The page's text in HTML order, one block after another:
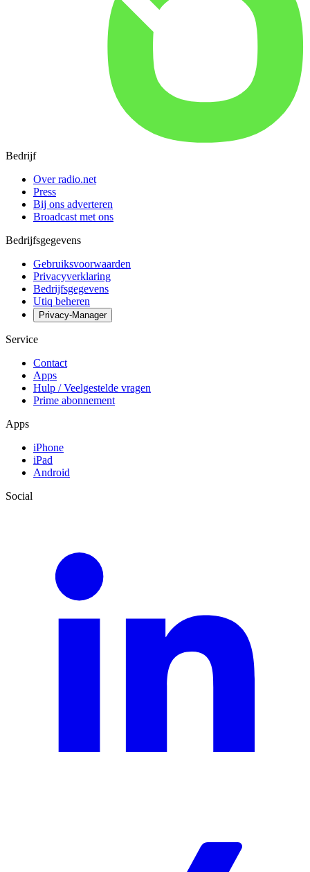
Bedrijf
Over radio.net
Press
Bij ons adverteren
Broadcast met ons
Bedrijfsgegevens
Gebruiksvoorwaarden
Privacyverklaring
Bedrijfsgegevens
Utiq beheren
Privacy-Manager
Service
Contact
Apps
Hulp / Veelgestelde vragen
Prime abonnement
Apps
iPhone
iPad
Android
Social